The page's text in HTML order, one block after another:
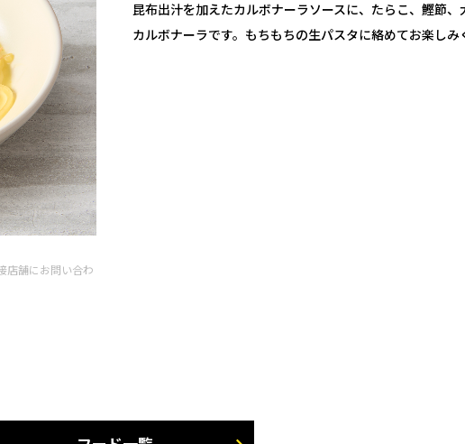
店舗にお問い合わ
昆布出汁を加えたカルボナーラソースに、たらこ、鰹節
カルボナーラです。もちもちの生パスタに絡めてお楽しみ